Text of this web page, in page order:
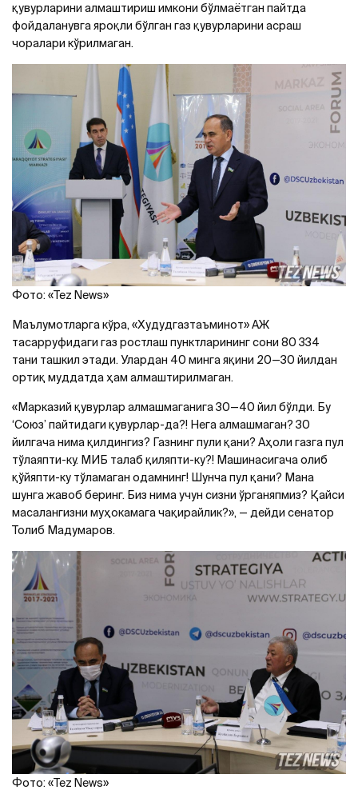
қувурларини алмаштириш имкони бўлмаётган пайтда
фойдаланувга яроқли бўлган газ қувурларини асраш
чоралари кўрилмаган.
Фото: «Tez News»
Маълумотларга кўра, «Худудгазтаъминот» АЖ
тасарруфидаги газ ростлаш пунктларининг сони 80 334
тани ташкил этади. Улардан 40 минга яқини 20—30 йилдан
ортиқ муддатда ҳам алмаштирилмаган.
«Марказий қувурлар алмашмаганига 30—40 йил бўлди. Бу
‘Союз’ пайтидаги қувурлар-да?! Нега алмашмаган? 30
йилгача нима қилдингиз? Газнинг пули қани? Аҳоли газга пул
тўлаяпти-ку. МИБ талаб қиляпти-ку?! Машинасигача олиб
қўйяпти-ку тўламаган одамнинг! Шунча пул қани? Мана
шунга жавоб беринг. Биз нима учун сизни ўрганяпмиз? Қайси
масалангизни муҳокамага чақирайлик?», — дейди сенатор
Толиб Мадумаров.
Фото: «Tez News»